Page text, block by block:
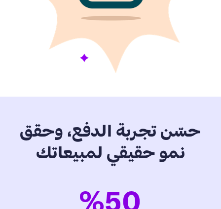
حسّن تجربة الدفع، وحقق
نمو حقيقي لمبيعاتك